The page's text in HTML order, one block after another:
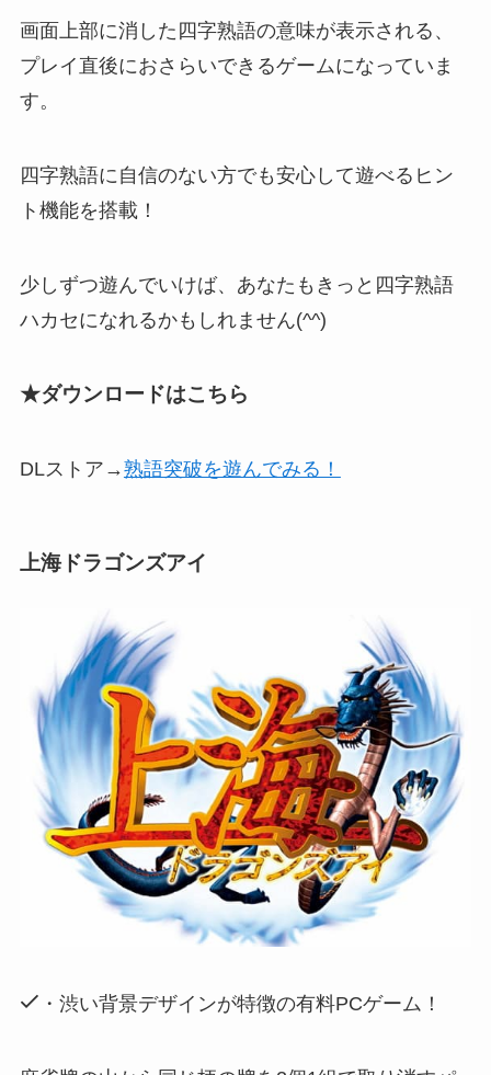
画面上部に消した四字熟語の意味が表示される 、
プレイ直後におさらいできるゲームになっていま
す。
四字熟語に自信のない方でも安心して遊べる ヒン
ト機能を搭載 ！
少しずつ遊んでいけば、あなたもきっと四字熟語
ハカセになれるかもしれません(^^)
★ダウンロードはこちら
DLストア→熟語突破を遊んでみる！
上海ドラゴンズアイ
・渋い背景デザインが特徴の有料PCゲーム！